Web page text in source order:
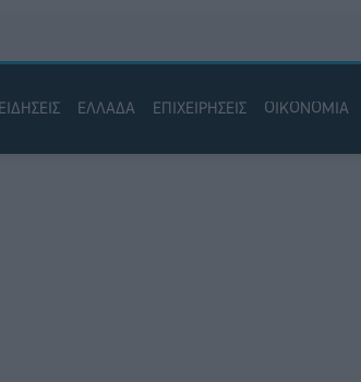
ΕΛΛΑΔΑ ΕΠΙΧΕΙΡΗΣΕΙΣ ΟΙΚΟΝΟΜΙΑ